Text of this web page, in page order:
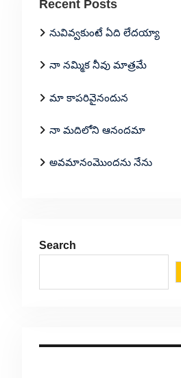
Recent Posts
నువివ్వకుంటే ఏది లేదయ్యా
నా నమ్మిక నీవు మాత్రమే
మా కాపరివైనందున
నా మదిలోని ఆనందమా
అవమానంమొందను నేను
Search